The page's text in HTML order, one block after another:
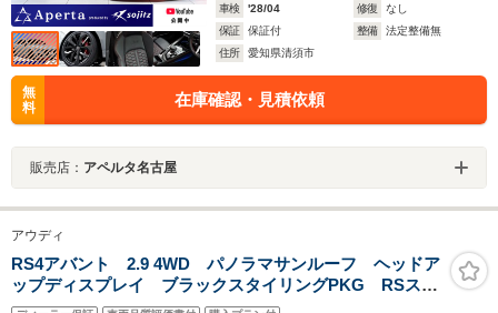
車検
'28/04 修復
なし
保証
保証付 整備
法定整備無
住所
愛知県清須市
無
料
在庫確認・見積依頼
販売店： アペルタ名古屋
アウディ
RS4アバント 2.9 4WD パノラマサンルーフ ヘッドア
ップディスプレイ ブラックスタイリングPKG RSスポ
ーツエキゾースト RSデザインPKGレッド パークアシ